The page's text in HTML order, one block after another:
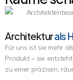
Architekturals
Für uns ist sie mehr
Produkt – sie
zu einer präzisen,